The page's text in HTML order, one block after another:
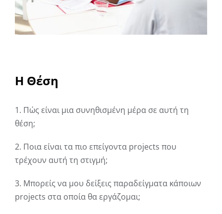
Η Θέση
1. Πώς είναι μια συνηθισμένη μέρα σε αυτή τη
θέση;
2. Ποια είναι τα πιο επείγοντα projects που
τρέχουν αυτή τη στιγμή;
3. Μπορείς να μου δείξεις παραδείγματα κάποιων
projects στα οποία θα εργάζομαι;